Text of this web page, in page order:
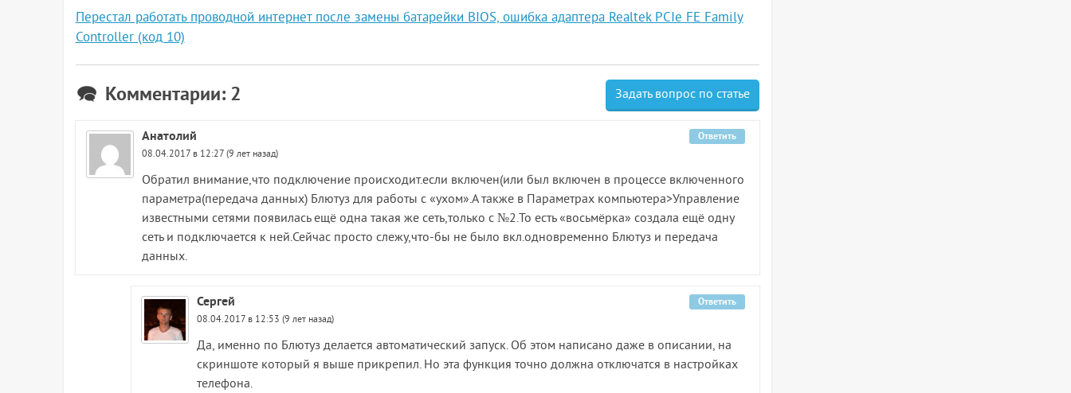
Перестал работать проводной интернет после замены батарейки BIOS, ошибка адаптера Realtek PCIe FE Family
Controller (код 10)
Задать вопрос по статье
Комментарии: 2
Анатолий
08.04.2017 в 12:27 (9 лет назад)
Обратил внимание,что подключение происходит.если включен(или был включен в процессе включенного
параметра(передача данных) Блютуз для работы с «ухом».А также в Параметрах компьютера>Управление
известными сетями появилась ещё одна такая же сеть,только с №2.То есть «восьмёрка» создала ещё одну
сеть и подключается к ней.Сейчас просто слежу,что-бы не было вкл.одновременно Блютуз и передача
данных.
Ответить
Сергей
08.04.2017 в 12:53 (9 лет назад)
Да, именно по Блютуз делается автоматический запуск. Об этом написано даже в описании, на
скриншоте который я выше прикрепил. Но эта функция точно должна отключатся в настройках
телефона.
Ответить